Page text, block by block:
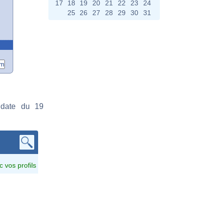
du 19
vos profils
17 18 19 20 21 22 23
24
25
26 27 28 29 30 31